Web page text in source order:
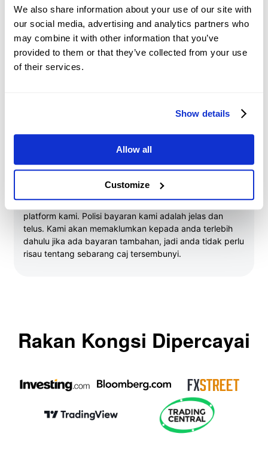
We also share information about your use of our site with
our social media, advertising and analytics partners who
may combine it with other information that you’ve
provided to them or that they’ve collected from your use
of their services.
Show details
Allow all
Customize
Akaun Tidak Aktif merujuk kepada akaun dengan atau
tanpa dana, yang tidak mempunyai sebarang aktiviti
dagangan atau Posisi Terbuka selama lebih enam bulan.
Akaun Tidak Aktif akan dikenakan caj tidak aktif
bulanan sebanyak USD 10. Caj ini akan ditolak secara
Bayaran Lainan
Tidak ada kos tambahan semasa anda berdagang di
platform kami. Polisi bayaran kami adalah jelas dan
telus. Kami akan memaklumkan kepada anda terlebih
dahulu jika ada bayaran tambahan, jadi anda tidak perlu
risau tentang sebarang caj tersembunyi.
Rakan Kongsi Dipercayai